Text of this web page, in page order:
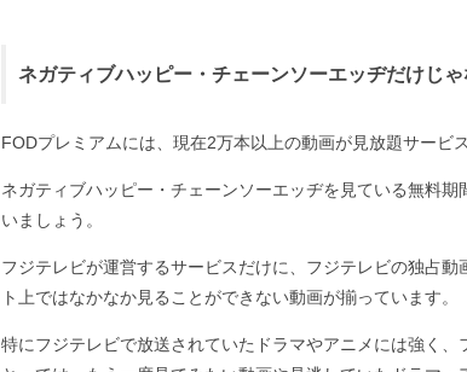
ネガティブハッピー・チェーンソーエッヂだけじ
FODプレミアムには、現在2万本以上の動画が見放題サービ
ネガティブハッピー・チェーンソーエッヂを見ている無料
いましょう。
フジテレビが運営するサービスだけに、フジテレビの独占
ト上ではなかなか見ることができない動画が揃っています。
特にフジテレビで放送されていたドラマやアニメには強く